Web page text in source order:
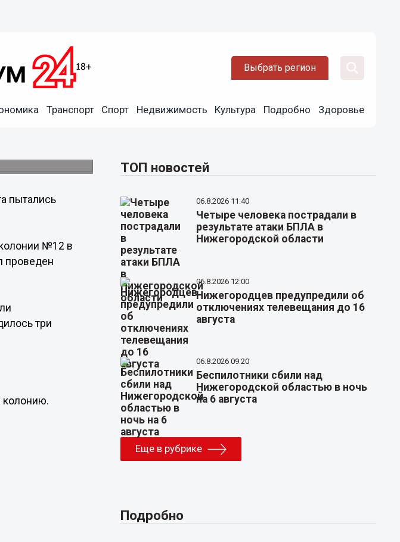
Выбрать регион
Транспорт Спорт Недвижимость Культура Подробно Здоровье
в
пытались
№12 в
проведен
три
колонию.
ТОП новостей
06.8.2026 11:40
Четыре человека пострадали в
результате атаки БПЛА в
Нижегородской области
06.8.2026 12:00
Нижегородцев предупредили об
отключениях телевещания до 16
августа
06.8.2026 09:20
Беспилотники сбили над
Нижегородской областью в ночь
на 6 августа
Еще в рубрике
Подробно